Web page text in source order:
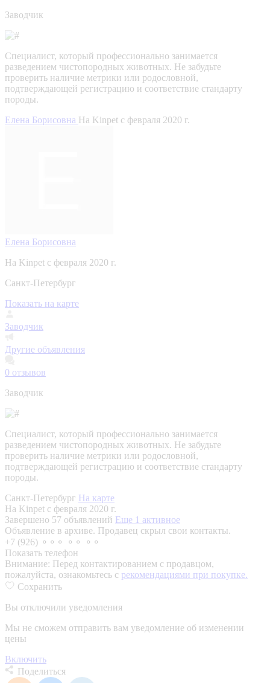
Заводчик
Специалист, который профессионально занимается
разведением чистопородных животных. Не забудьте
проверить наличие метрики или родословной,
подтверждающей регистрацию и соответствие стандарту
породы.
Елена Борисовна На Kinpet c февраля 2020 г.
Елена Борисовна
На Kinpet c февраля 2020 г.
Санкт-Петербург
Показать на карте
Заводчик
Другие объявления
0 отзывов
Заводчик
Специалист, который профессионально занимается
разведением чистопородных животных. Не забудьте
проверить наличие метрики или родословной,
подтверждающей регистрацию и соответствие стандарту
породы.
Санкт-Петербург На карте
На Kinpet c февраля 2020 г.
Завершено 57 объявлений Еще 1 активное
Объявление в архиве. Продавец скрыл свои контакты.
+7 (926) ⚬⚬⚬ ⚬⚬ ⚬⚬
Показать телефон
Внимание: Перед контактированием с продавцом,
пожалуйста, ознакомьтесь с рекомендациями при покупке.
Сохранить
Вы отключили уведомления
Мы не сможем отправить вам уведомление об изменении
цены
Включить
Поделиться